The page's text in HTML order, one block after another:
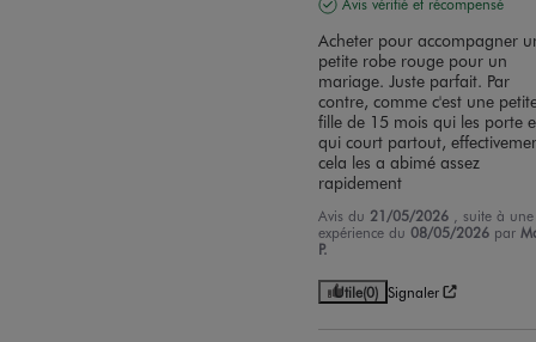
Acheter pour accompagner
petite robe rouge pour un
mariage. Juste parfait. Par
contre, comme c'est une
fille de 15 mois qui les porte
qui court partout,
cela les a abimé assez
rapidement
Avis du 21/05/2026
, suite à une
expérience du08/05/2026 par
P.
Utile(0) Signaler